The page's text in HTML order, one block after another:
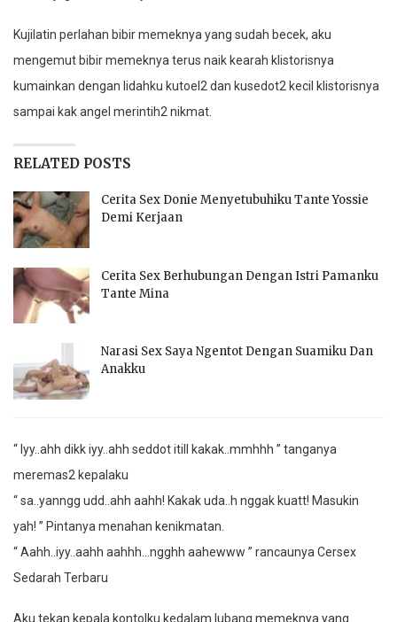
Kujilatin perlahan bibir memeknya yang sudah becek, aku
mengemut bibir memeknya terus naik kearah klistorisnya
kumainkan dengan lidahku kutoel2 dan kusedot2 kecil klistorisnya
sampai kak angel merintih2 nikmat.
RELATED POSTS
Cerita Sex Donie Menyetubuhiku Tante Yossie
Demi Kerjaan
Cerita Sex Berhubungan Dengan Istri Pamanku
Tante Mina
Narasi Sex Saya Ngentot Dengan Suamiku Dan
Anakku
“ Iyy..ahh dikk iyy..ahh seddot itill kakak..mmhhh ” tanganya
meremas2 kepalaku
“ sa..yanngg udd..ahh aahh! Kakak uda..h nggak kuatt! Masukin
yah! ” Pintanya menahan kenikmatan.
“ Aahh..iyy..aahh aahhh…ngghh aahewww ” rancaunya Cersex
Sedarah Terbaru
Aku tekan kepala kontolku kedalam lubang memeknya yang